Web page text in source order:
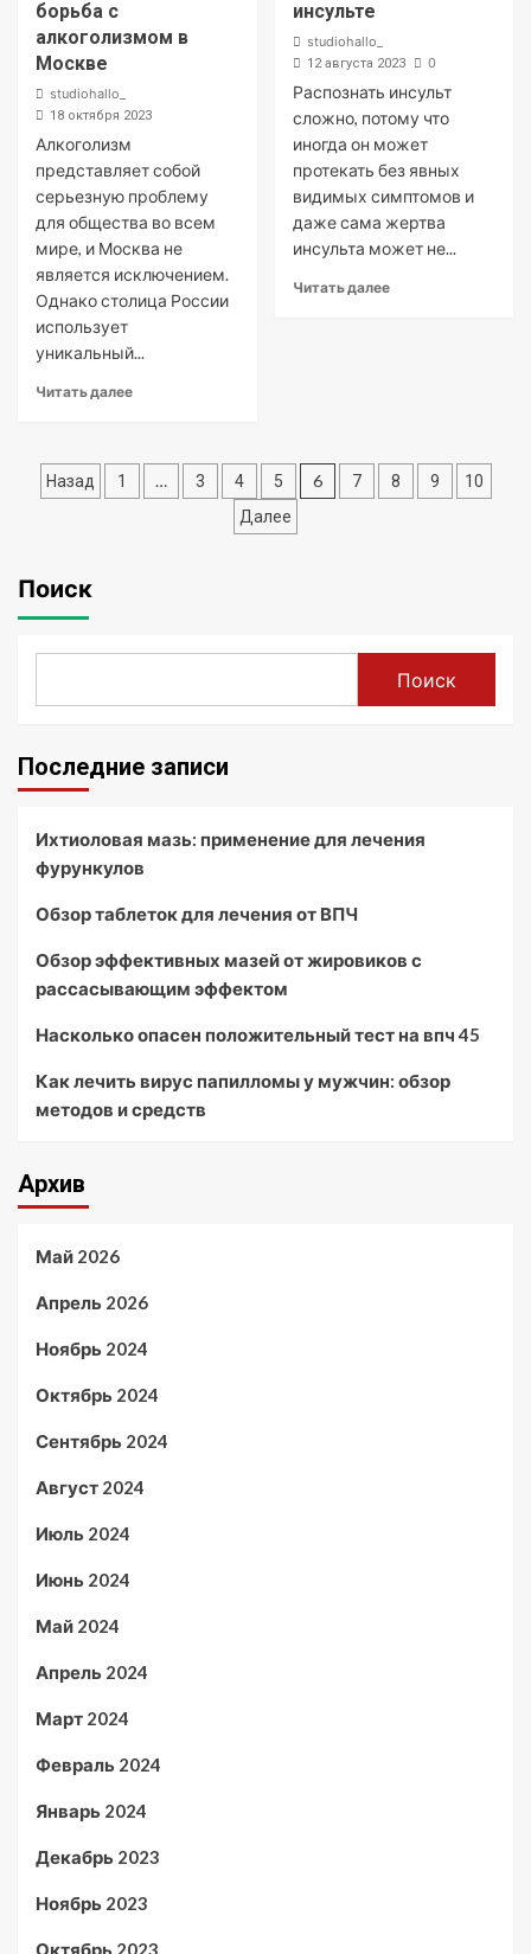
борьба с
алкоголизмом в
Москве
studiohallo_
18 октября 2023
Алкоголизм
представляет собой
серьезную проблему
для общества во всем
мире, и Москва не
является исключением.
Однако столица России
использует
уникальный...
Читать далее
инсульте
studiohallo_
12 августа 2023 0
Распознать инсульт
сложно, потому что
иногда он может
протекать без явных
видимых симптомов и
даже сама жертва
инсульта может не...
Читать далее
Пагинация
Назад 1 … 3 4 5 6 7 8 9
10
Далее
Поиск
Поиск
Последние записи
Ихтиоловая мазь: применение для лечения
фурункулов
Обзор таблеток для лечения от ВПЧ
Обзор эффективных мазей от жировиков с
рассасывающим эффектом
Насколько опасен положительный тест на впч 45
Как лечить вирус папилломы у мужчин: обзор
методов и средств
Архив
Май 2026
Апрель 2026
Ноябрь 2024
Октябрь 2024
Сентябрь 2024
Август 2024
Июль 2024
Июнь 2024
Май 2024
Апрель 2024
Март 2024
Февраль 2024
Январь 2024
Декабрь 2023
Ноябрь 2023
Октябрь 2023